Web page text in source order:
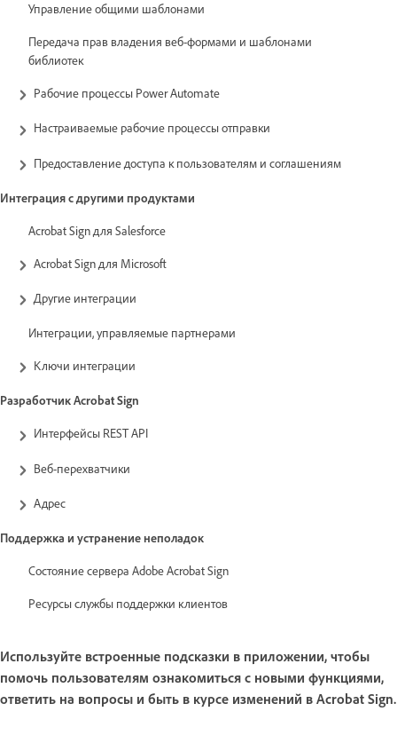
Управление общими шаблонами
Передача прав владения веб-формами и шаблонами
библиотек
Рабочие процессы Power Automate
Настраиваемые рабочие процессы отправки
Предоставление доступа к пользователям и соглашениям
Интеграция с другими продуктами
Acrobat Sign для Salesforce
Acrobat Sign для Microsoft
Другие интеграции
Интеграции, управляемые партнерами
Ключи интеграции
Разработчик Acrobat Sign
Интерфейсы REST API
Веб-перехватчики
Адрес
Поддержка и устранение неполадок
Состояние сервера Adobe Acrobat Sign
Ресурсы службы поддержки клиентов
Используйте встроенные подсказки в приложении, чтобы
помочь пользователям ознакомиться с новыми функциями,
ответить на вопросы и быть в курсе изменений в Acrobat Sign.